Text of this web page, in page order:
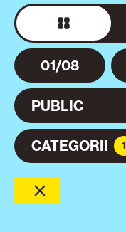
CATEGORII 1
PUBLIC
01/08